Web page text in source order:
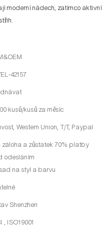
moderní nádech, zatímco aktivní
42157
kusů/kusů za měsíc
Western Union, T/T, Paypal
záloha a zůstatek 70% platby
odesláním
na styl a barvu
Shenzhen
, ISO19001